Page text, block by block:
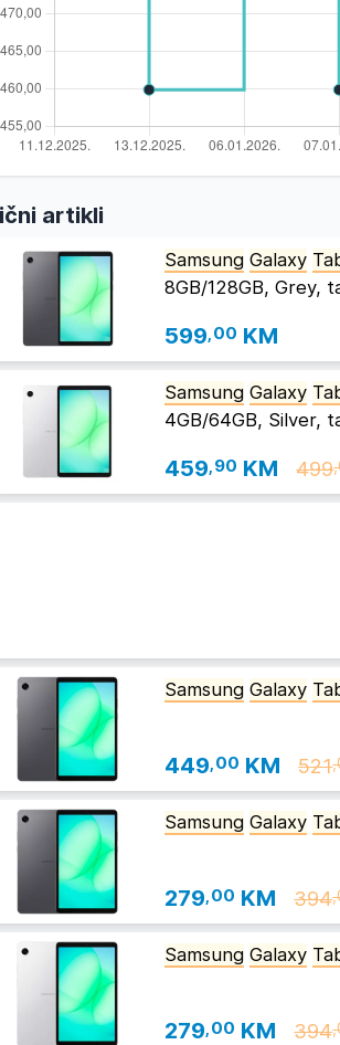
artikli
Samsung Galaxy
8GB/128GB, Grey,
599,00 KM
Samsung Galaxy
4GB/64GB, Silver,
459,90 KM 499
Samsung Galaxy
449,00 KM 521
Samsung Galaxy
279,00 KM 394
Samsung Galaxy
279,00 KM 394